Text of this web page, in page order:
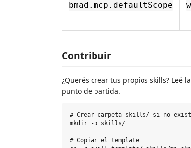
bmad.mcp.defaultScope
Contribuir
¿Querés crear tus propios skills? Leé la
punto de partida.
# Crear carpeta skills/ si no
mkdir -p skills/
# Copiar el template